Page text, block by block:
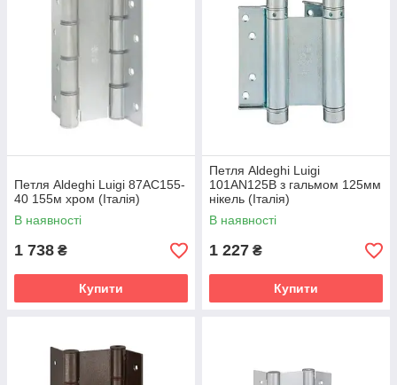
Петля Aldeghi Luigi 87AC155-
40 155м хром (Італія)
В наявності
1 738 ₴
Купити
Петля Aldeghi Luigi
101AN125B з гальмом 125мм
нікель (Італія)
В наявності
1 227 ₴
Купити